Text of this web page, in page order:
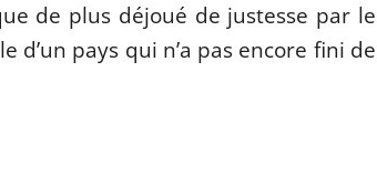
de plus déjoué de justesse par le
pays qui n’a pas encore fini de